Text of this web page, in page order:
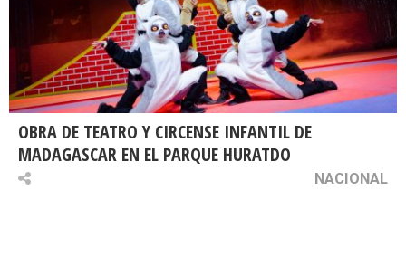
OBRA DE TEATRO Y CIRCENSE INFANTIL DE
MADAGASCAR EN EL PARQUE HURATDO
NACIONAL